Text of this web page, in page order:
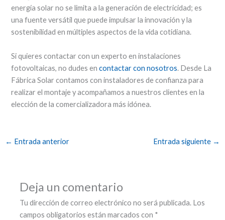
energía solar no se limita a la generación de electricidad; es
una fuente versátil que puede impulsar la innovación y la
sostenibilidad en múltiples aspectos de la vida cotidiana.
Si quieres contactar con un experto en instalaciones
fotovoltaicas, no dudes encontactar con nosotros. Desde La
Fábrica Solar contamos con instaladores de confianza para
realizar el montaje y acompañamos a nuestros clientes en la
elección de la comercializadora más idónea.
← Entrada anterior Entrada siguiente →
Deja un comentario
Tu dirección de correo electrónico no será publicada. Los
campos obligatorios están marcados con *